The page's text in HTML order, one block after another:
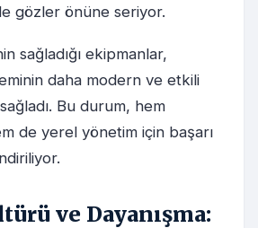
gözler önüne seriyor.
sağladığı ekipmanlar,
daha modern ve etkili
Bu durum, hem
de yerel yönetim için başarı
ve Dayanışma: